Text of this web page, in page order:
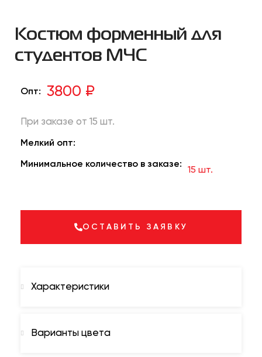
Костюм форменный для
студентов МЧС
Опт: 3800 ₽
При заказе от 15 шт.
Мелкий опт:
Минимальное количество в заказе:
15 шт.
ОСТАВИТЬ ЗАЯВКУ
Характеристики
Варианты цвета